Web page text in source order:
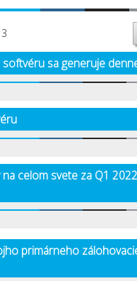
sa generuje
celom svete za Q1
primárneho